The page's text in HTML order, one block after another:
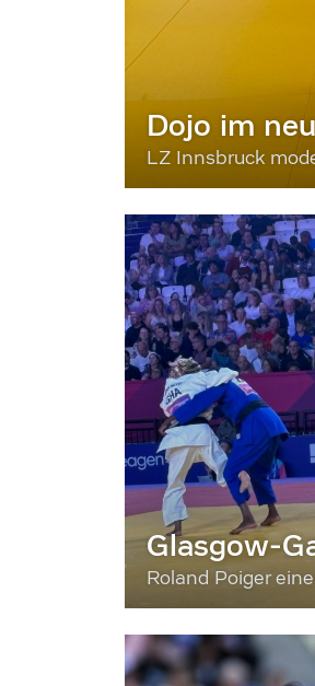
Dojo im
LZ Innsbruck
Glasgow-
Roland Poiger